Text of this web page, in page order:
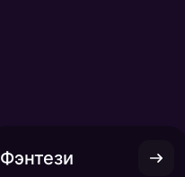
Фэнтези